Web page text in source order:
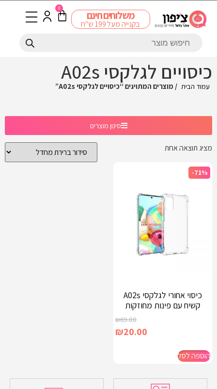
משלוחים חינם
בקנייה מעל 199 ש"ח
0
כיסויים לגלקסי A02s
עמוד הבית / מוצרים המתויגים “כיסויים לגלקסי A02s”
סינון מוצרים
מציג תוצאה אחת
-71%
כיסוי אחורי לגלקסי A02s
קשיח עם פינות מחוזקות
₪69.00
₪20.00
הוספה לסל